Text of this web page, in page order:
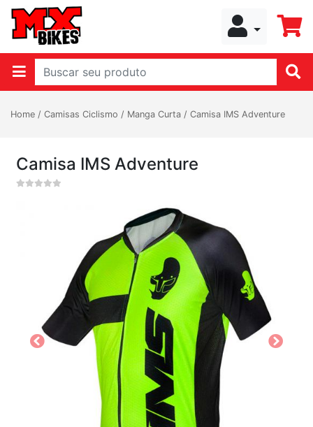
Home / Camisas Ciclismo / Manga Curta / Camisa IMS Adventure
Camisa IMS Adventure